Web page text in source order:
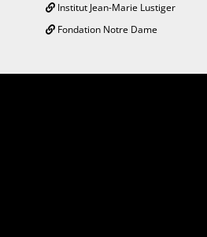
Institut Jean-Marie Lustiger
Fondation Notre Dame